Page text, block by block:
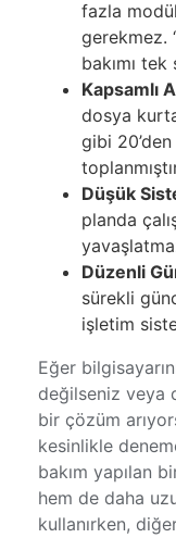
fazla
gerekmez.
bakımı
Kapsamlı
dosya
gibi
Düşük
planda
Düzenli
sürekli
işletim
Eğer
değilseniz veya
bir çözüm
kesinlikle
bakım yapılan
hem de daha
kullanırken,